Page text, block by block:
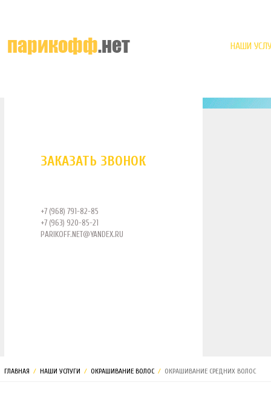
НАШИ
ЗАКАЗАТЬ ЗВОНОК
+7 (968) 791-82-85
+7 (963) 920-85-21
PARIKOFF.NET@YANDEX.RU
ГЛАВНАЯ / НАШИ УСЛУГИ / ОКРАШИВАНИЕ ВОЛОС / ОКРАШИВАНИЕ СРЕДНИХ ВОЛОС